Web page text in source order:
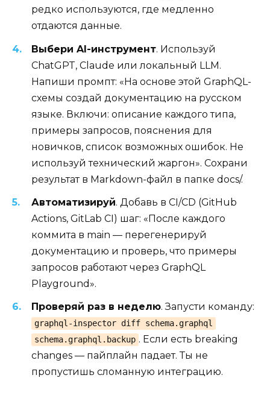
редко используются, где медленно
отдаются данные.
Выбери AI-инструмент. Используй
ChatGPT, Claude или локальный LLM.
Напиши промпт: «На основе этой GraphQL-
схемы создай документацию на русском
языке. Включи: описание каждого типа,
примеры запросов, пояснения для
новичков, список возможных ошибок. Не
используй технический жаргон». Сохрани
результат в Markdown-файл в папке docs/.
Автоматизируй. Добавь в CI/CD (GitHub
Actions, GitLab CI) шаг: «После каждого
коммита в main — перегенерируй
документацию и проверь, что примеры
запросов работают через GraphQL
Playground».
Проверяй раз в неделю. Запусти команду:
graphql-inspector diff schema.graphql
schema.graphql.backup . Если есть breaking
changes — пайплайн падает. Ты не
пропустишь сломанную интеграцию.